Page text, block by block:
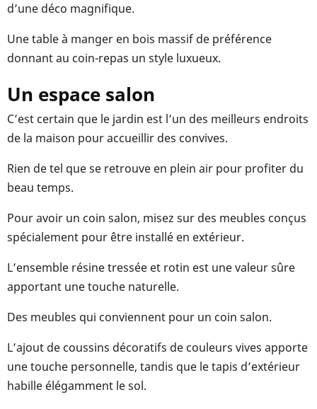
d’une déco magnifique.
Une table à manger en bois massif de préférence
donnant au coin-repas un style luxueux.
Un espace salon
C’est certain que le jardin est l’un des meilleurs endroits
de la maison pour accueillir des convives.
Rien de tel que se retrouve en plein air pour profiter du
beau temps.
Pour avoir un coin salon, misez sur des meubles conçus
spécialement pour être installé en extérieur.
L’ensemble résine tressée et rotin est une valeur sûre
apportant une touche naturelle.
Des meubles qui conviennent pour un coin salon.
L’ajout de coussins décoratifs de couleurs vives apporte
une touche personnelle, tandis que le tapis d’extérieur
habille élégamment le sol.